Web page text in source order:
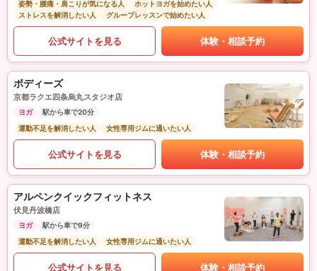
姿勢・腰痛・肩こりが気になる人
ホットヨガを始めたい人
ストレスを解消したい人
グループレッスンで始めたい人
公式サイトを見る 体験・相談予約
ボディーズ
京都ラクエ四条烏丸スタジオ店
ヨガ
駅から車で20分
運動不足を解消したい人
女性専用ジムに通いたい人
公式サイトを見る 体験・相談予約
アルペンクイックフィットネス
伏見丹波橋店
ヨガ
駅から車で9分
運動不足を解消したい人
女性専用ジムに通いたい人
公式サイトを見る 体験・相談予約